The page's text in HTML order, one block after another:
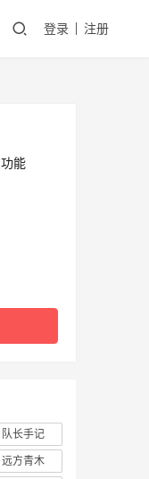
登录 注册
能
队长手记
远方青木